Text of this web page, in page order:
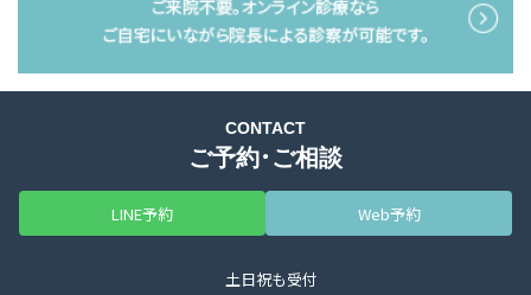
CONTACT
ご予約・ご相談
LINE予約 Web予約
土日祝も受付